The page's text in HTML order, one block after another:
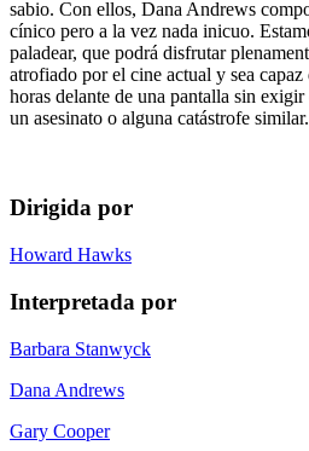
sabio. Con ellos, Dana Andrews
cínico pero a la vez nada inicuo.
paladear, que podrá disfrutar
atrofiado por el cine actual y sea capaz
horas delante de una pantalla sin
un asesinato o alguna catástrofe similar.
Dirigida por
Howard Hawks
Interpretada por
Barbara Stanwyck
Dana Andrews
Gary Cooper